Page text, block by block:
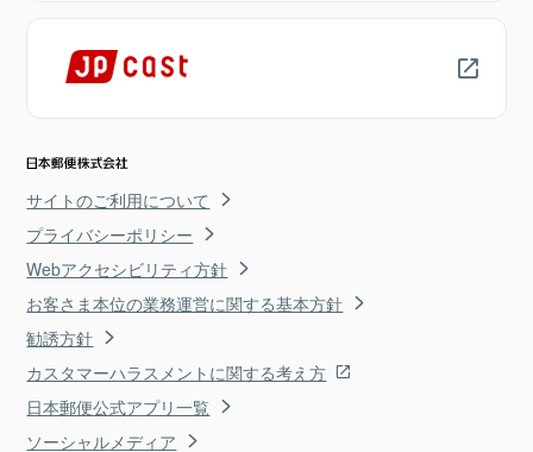
サイトのご利用について
プライバシーポリシー
Webアクセシビリティ方針
お客さま本位の業務運営に関する基本方針
勧誘方針
カスタマーハラスメントに関する考え方
日本郵便公式アプリ一覧
ソーシャルメディア